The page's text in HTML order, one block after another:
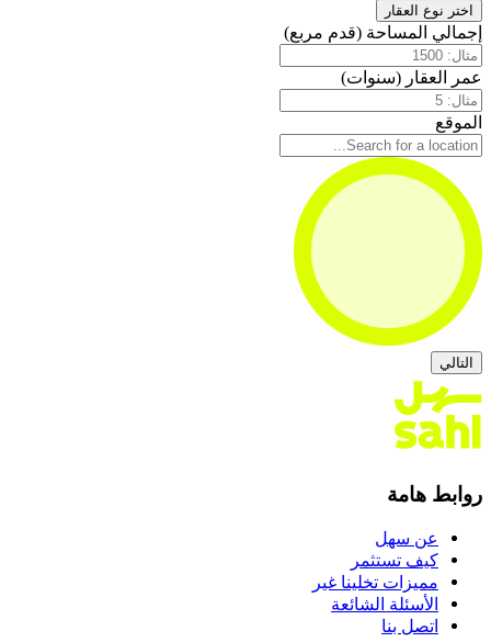
اختر نوع العقار
إجمالي المساحة (قدم مربع)
عمر العقار (سنوات)
الموقع
التالي
روابط هامة
عن سهل
كيف تستثمر
مميزات تخلينا غير
الأسئلة الشائعة
اتصل بنا